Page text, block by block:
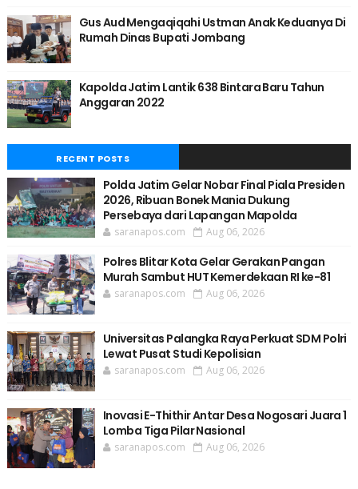
Gus Aud Mengaqiqahi Ustman Anak Keduanya Di
Rumah Dinas Bupati Jombang
Kapolda Jatim Lantik 638 Bintara Baru Tahun
Anggaran 2022
RECENT POSTS
Polda Jatim Gelar Nobar Final Piala Presiden
2026, Ribuan Bonek Mania Dukung
Persebaya dari Lapangan Mapolda
saranapos.com Aug 06, 2026
Polres Blitar Kota Gelar Gerakan Pangan
Murah Sambut HUT Kemerdekaan RI ke-81
saranapos.com Aug 06, 2026
Universitas Palangka Raya Perkuat SDM Polri
Lewat Pusat Studi Kepolisian
saranapos.com Aug 06, 2026
Inovasi E-Thithir Antar Desa Nogosari Juara 1
Lomba Tiga Pilar Nasional
saranapos.com Aug 06, 2026